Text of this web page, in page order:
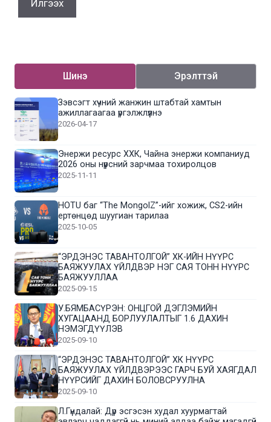
Шинэ Эрэлттэй
Зэвсэгт хүчний жанжин штабтай хамтын
ажиллагаагаа үргэлжлүүлнэ
2026-04-17
Энержи ресурс ХХК, Чайна энержи компаниуд
2026 оны нүүрсний зарчмаа тохиролцов
2025-11-11
HOTU баг “The MongolZ”-ийг хожиж, CS2-ийн
ертөнцөд шуугиан тарилаа
2025-10-05
“ЭРДЭНЭС ТАВАНТОЛГОЙ” ХК-ИЙН НҮҮРС
БАЯЖУУЛАХ ҮЙЛДВЭР НЭГ САЯ ТОНН НҮҮРС
БАЯЖУУЛЛАА
2025-09-15
У.БЯМБАСҮРЭН: ОНЦГОЙ ДЭГЛЭМИЙН
ХУГАЦААНД БОРЛУУЛАЛТЫГ 1.6 ДАХИН
НЭМЭГДҮҮЛЭВ
2025-09-10
“ЭРДЭНЭС ТАВАНТОЛГОЙ” ХК НҮҮРС
БАЯЖУУЛАХ ҮЙЛДВЭРЭЭС ГАРЧ БУЙ ХАЯГДАЛ
НҮҮРСИЙГ ДАХИН БОЛОВСРУУЛНА
2025-09-10
Л.Гүндалай: Дүр эсгэсэн худал хуурмагтай